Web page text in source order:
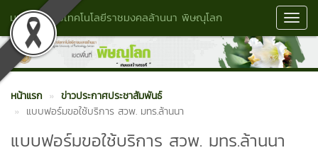
มหาวิทยาลัยเทคโนโลยีราชมงคลล้านนา พิษณุโลก
หน้าแรก
ข่าวประกาศประชาสัมพันธ์
แบบฟอร์มขอใช้บริการ สวพ. มทร.ล้านนา
แบบฟอร์มขอใช้บริการ สวพ. มทร.ล้านนา